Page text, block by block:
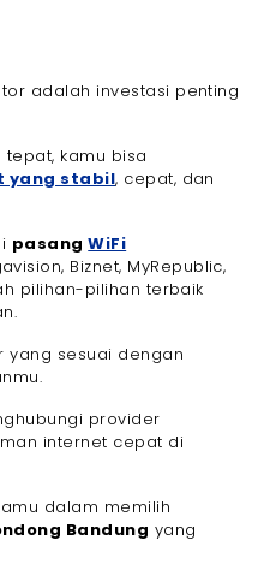
adalah investasi penting
kamu bisa
yang stabil, cepat, dan
pasangWiFi
Biznet, MyRepublic,
pilihan-pilihan terbaik
yang sesuai dengan
provider
internet cepat di
dalam memilih
Bandung yang